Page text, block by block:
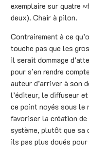
exemplaire sur quatre
deux). Chair à pilon.
Contrairement à ce
touche pas que les
il serait dommage
pour s’en rendre
auteur d’arriver à son
l’éditeur, le diffuseur
ce point noyés sous le
favoriser la création
système, plutôt que
ils pas plus doués